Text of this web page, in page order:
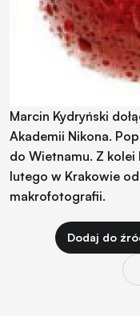
Marcin Kydryński
Akademii Nikona.
do Wietnamu. Z kolei
lutego w Krakowie
makrofotografii.
Dodaj do